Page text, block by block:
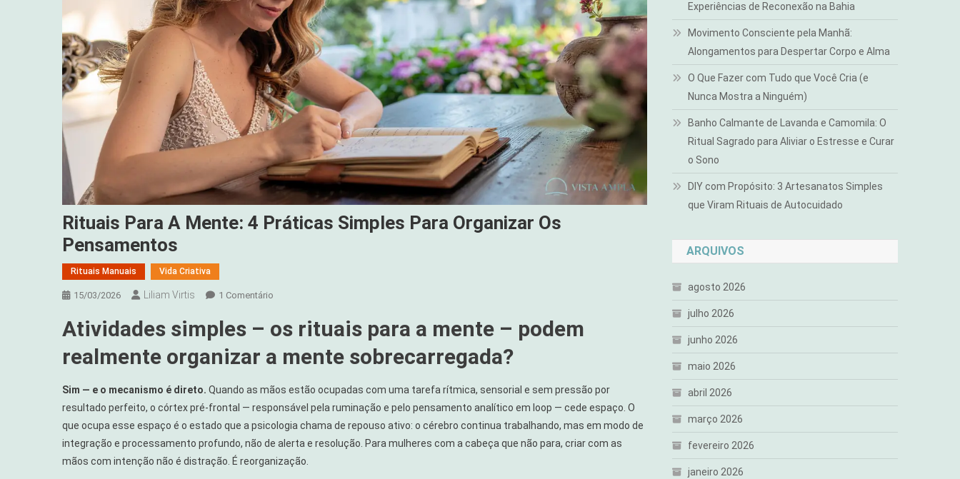
Rituais Para A Mente: 4 Práticas Simples Para Organizar Os
Pensamentos
Rituais Manuais Vida Criativa
15/03/2026 Liliam Virtis 1 Comentário
Para
Mente:
Práticas
Simples
Para
Organizar
Os
Atividades simples – os rituais para a mente – podem
realmente organizar a mente sobrecarregada?
Sim — e o mecanismo é direto. Quando as mãos estão ocupadas com uma tarefa rítmica, sensorial e sem pressão por
resultado perfeito, o córtex pré-frontal — responsável pela ruminação e pelo pensamento analítico em loop — cede espaço. O
que ocupa esse espaço é o estado que a psicologia chama de repouso ativo: o cérebro continua trabalhando, mas em modo de
integração e processamento profundo, não de alerta e resolução. Para mulheres com a cabeça que não para, criar com as
mãos com intenção não é distração. É reorganização.
Experiências de Reconexão na Bahia
Movimento Consciente pela Manhã:
Alongamentos para Despertar Corpo e Alma
O Que Fazer com Tudo que Você Cria (e
Nunca Mostra a Ninguém)
Banho Calmante de Lavanda e Camomila: O
Ritual Sagrado para Aliviar o Estresse e Curar
o Sono
DIY com Propósito: 3 Artesanatos Simples
que Viram Rituais de Autocuidado
ARQUIVOS
agosto 2026
julho 2026
junho 2026
maio 2026
abril 2026
março 2026
fevereiro 2026
janeiro 2026